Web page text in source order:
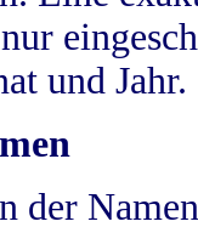
und Jahr.
der